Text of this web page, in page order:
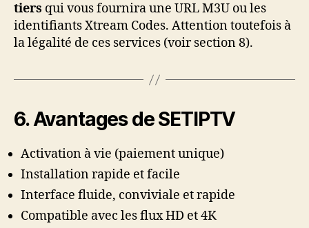
tiers qui vous fournira une URL M3U ou les
identifiants Xtream Codes. Attention toutefois à
la légalité de ces services (voir section 8).
6. Avantages de SETIPTV
Activation à vie (paiement unique)
Installation rapide et facile
Interface fluide, conviviale et rapide
Compatible avec les flux HD et 4K